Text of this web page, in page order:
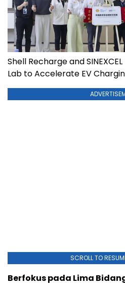
Shell Recharge and
Lab to Accelerate EV
SCROLL TO
Berfokus pada Lima